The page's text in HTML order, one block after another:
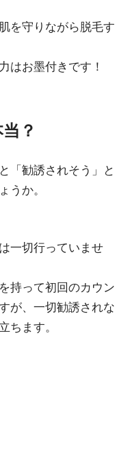
を守りながら脱毛す
はお墨付きです！
？
「勧誘されそう」と
うか。
一切行っていませ
持って初回のカウン
が、一切勧誘されな
ちます。